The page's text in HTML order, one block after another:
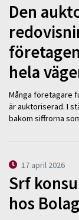
Den
hela
Många företagare
är auktoriserad. I
bakom siffrorna
17 april 2026
Srf
hos